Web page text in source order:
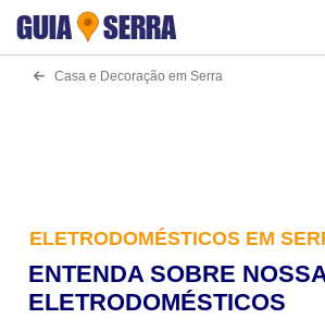
GUIA SERRA
Casa e Decoração em Serra
ELETRODOMÉSTICOS EM
ENTENDA SOBRE
ELETRODOMÉSTICOS